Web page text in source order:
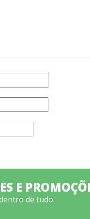
E
de tudo.